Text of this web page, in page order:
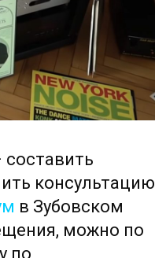
консультацию
в Зубовском
можно по
по